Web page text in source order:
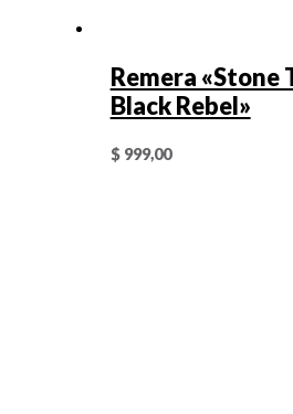
Remera «Stone
Black Rebel»
$999,00